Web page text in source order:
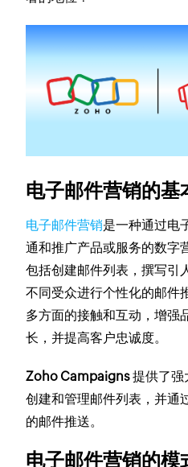
电子邮件营销的基
电子邮件营销是一种通过电
通和推广产品或服务的数字
包括创建邮件列表，撰写引
不同受众进行个性化的邮件
多方面的接触和互动，增强
长，并提高客户忠诚度。
Zoho Campaigns提供了强
创建和管理邮件列表，并通
的邮件推送。
电子邮件营销的模